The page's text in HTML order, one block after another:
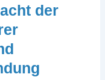
der